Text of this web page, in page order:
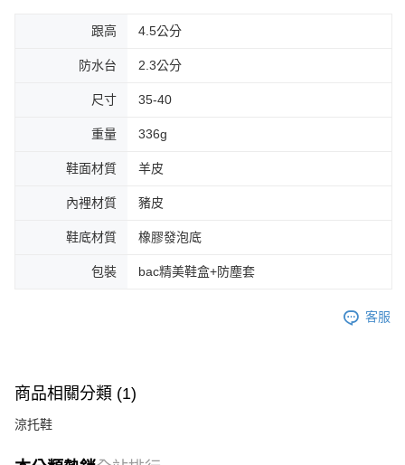
跟高 4.5公分
防水台 2.3公分
尺寸 35-40
重量 336g
鞋面材質 羊皮
內裡材質 豬皮
鞋底材質 橡膠發泡底
包裝 bac精美鞋盒+防塵套
客服
商品相關分類 (1)
涼托鞋